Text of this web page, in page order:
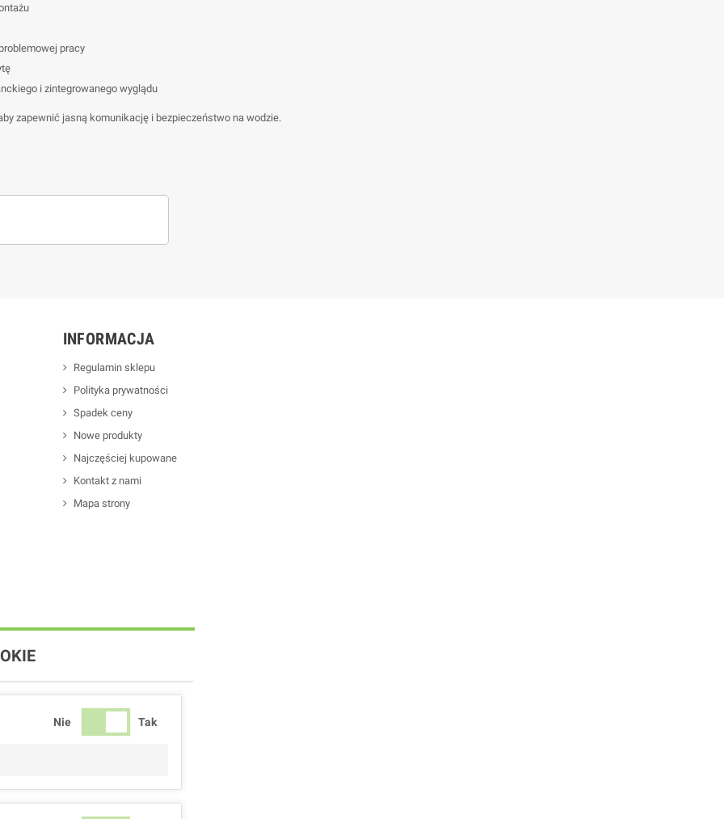
pracy
i zintegrowanego wyglądu
zapewnić jasną komunikację i bezpieczeństwo na wodzie.
INFORMACJA
Regulamin sklepu
Polityka prywatności
Spadek ceny
Nowe produkty
Najczęściej kupowane
Kontakt z nami
Mapa strony
Nie Tak